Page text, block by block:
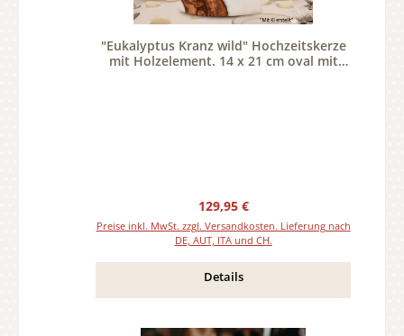
"Eukalyptus Kranz wild" Hochzeitskerze
mit Holzelement. 14 x 21 cm oval mit
Regulärer Preis:
129,95 €
Preise inkl. MwSt. zzgl. Versandkosten. Lieferung nach
DE, AUT, ITA und CH.
Details